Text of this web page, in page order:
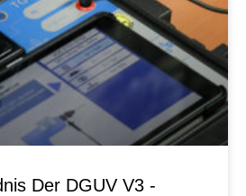
Der DGUV V3 -